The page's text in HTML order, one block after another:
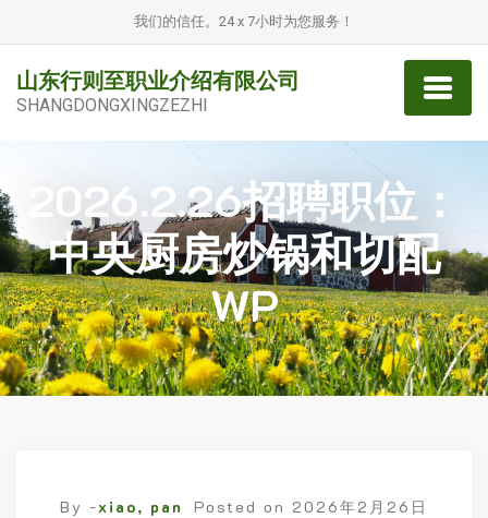
我们的信任。24 x 7小时为您服务！
山东行则至职业介绍有限公司
SHANGDONGXINGZEZHI
2026.2.26招聘职位：
中央厨房炒锅和切配
WP
By -xiao, pan Posted on 2026年2月26日